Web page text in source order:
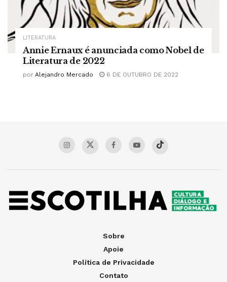
LITERATURA
Annie Ernaux é anunciada como Nobel de
Literatura de 2022
por Alejandro Mercado 6 DE OUTUBRO DE 2022
Sobre
Apoie
Política de Privacidade
Contato